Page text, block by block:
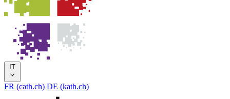
IT
FR (cath.ch) DE (kath.ch)